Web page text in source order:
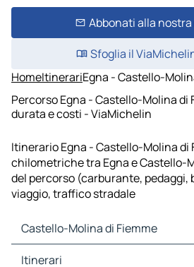
Abbonati alla
Sfoglia il
HomeItinerariEgna - Castello-
Percorso Egna - Castello-Molina di
durata e costi - ViaMichelin
Itinerario Egna - Castello-Molina di
chilometriche tra Egna e Castello-
del percorso (carburante, pedaggi,
viaggio, traffico stradale
Castello-Molina di Fiemme
Castello-Molina di Fiemme Mappe
Itinerari